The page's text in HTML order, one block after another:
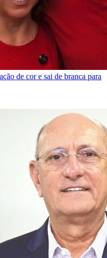
de cor e sai de branca para